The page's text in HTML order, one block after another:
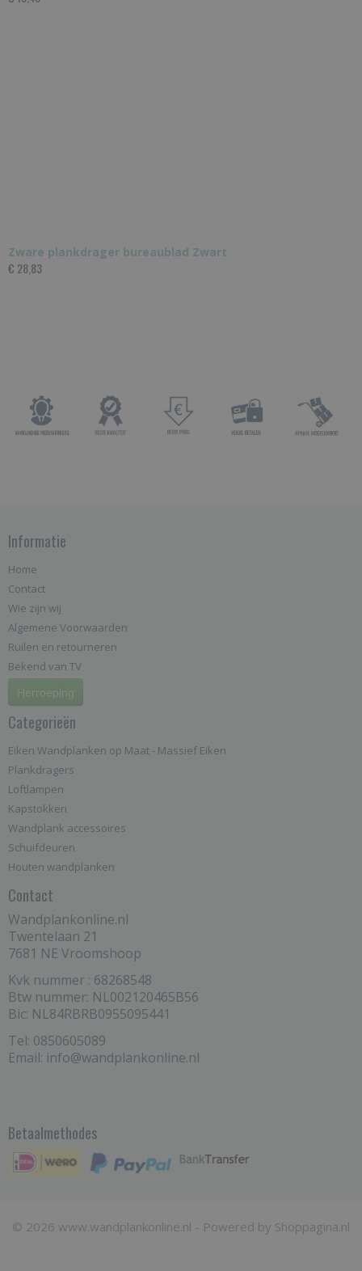
Zware plankdrager bureaublad Zwart
€ 28,83
Informatie
Home
Contact
Wie zijn wij
Algemene Voorwaarden
Ruilen en retourneren
Bekend van TV
Herroeping
Categorieën
Eiken Wandplanken op Maat - Massief Eiken
Plankdragers
Loftlampen
Kapstokken
Wandplank accessoires
Schuifdeuren
Houten wandplanken
Contact
Wandplankonline.nl
Twentelaan 21
7681 NE Vroomshoop
Kvk nummer : 68268548
Btw nummer: NL002120465B56
Bic: NL84RBRB0955095441
Tel: 0850605089
Email: info@wandplankonline.nl
Betaalmethodes
© 2026 www.wandplankonline.nl - Powered by Shoppagina.nl